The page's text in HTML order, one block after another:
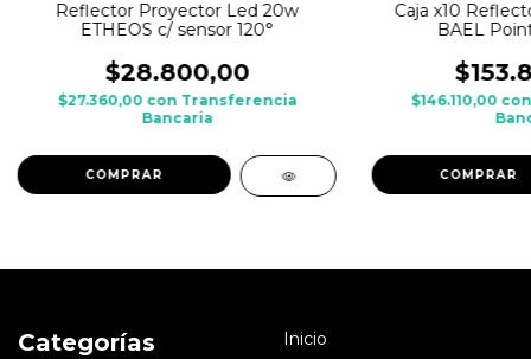
Reflector Proyector Led 20w
ETHEOS c/ sensor 120°
$28.800,00
$27.360,00 con Transferencia
Bancaria
COMPRAR
Caja x10
BAEL
$146.110,00 con
COMPRAR
Categorías Inicio